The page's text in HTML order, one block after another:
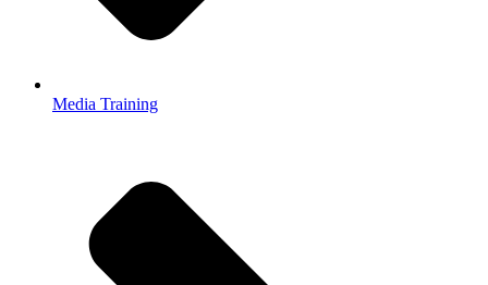
Media Training